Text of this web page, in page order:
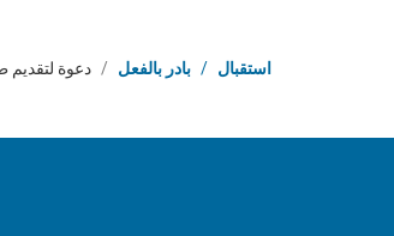
مسار التنقل
استقبال / بادر بالفعل / دعوة لتقديم